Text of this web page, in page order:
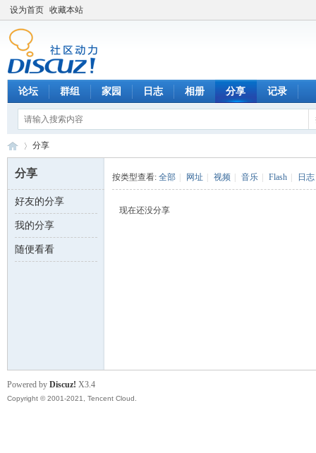
设为首页 收藏本站
论坛 群组 家园 日志 相册 分享 记录
数 ›
分享
分享
好友的分享
我的分享
随便看看
按类型查看: 全部 网址 视频 音乐 Flash 日志
现在还没分享
Powered by Discuz! X3.4
Copyright © 2001-2021, Tencent Cloud.